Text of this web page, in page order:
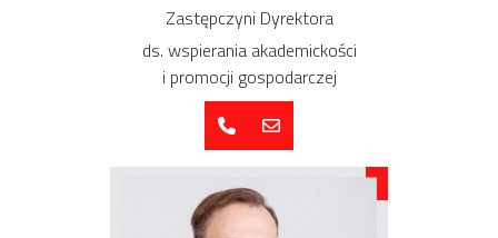
Zastępczyni Dyrektora
ds. wspierania akademickości
i promocji gospodarczej